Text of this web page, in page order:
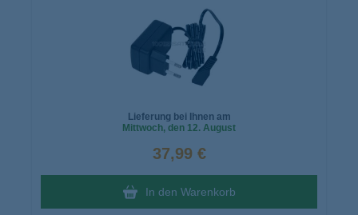
Lieferung bei Ihnen am
Mittwoch, den 12. August
37,99 €
In den Warenkorb